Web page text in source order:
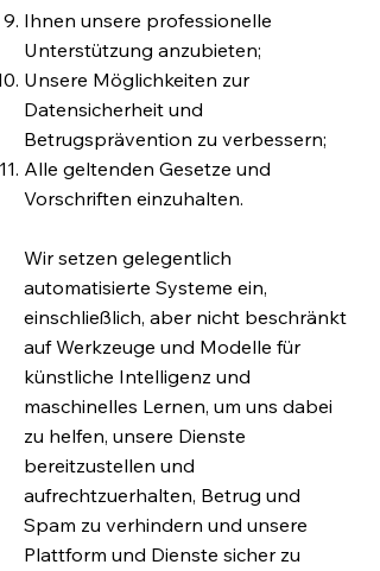
Ihnen unsere professionelle
Unterstützung anzubieten;
Unsere Möglichkeiten zur
Datensicherheit und
Betrugsprävention zu verbessern;
Alle geltenden Gesetze und
Vorschriften einzuhalten.
Wir setzen gelegentlich
automatisierte Systeme ein,
einschließlich, aber nicht beschränkt
auf Werkzeuge und Modelle für
künstliche Intelligenz und
maschinelles Lernen, um uns dabei
zu helfen, unsere Dienste
bereitzustellen und
aufrechtzuerhalten, Betrug und
Spam zu verhindern und unsere
Plattform und Dienste sicher zu